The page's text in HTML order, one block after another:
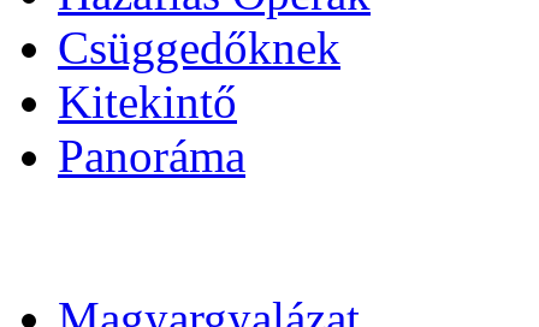
Csüggedőknek
Kitekintő
Panoráma